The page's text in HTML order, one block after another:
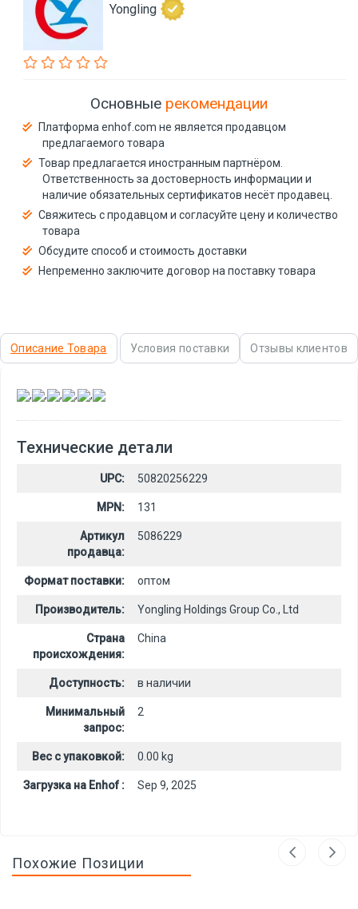
Yongling
Основные рекомендации
Платформа enhof.com не является продавцом
предлагаемого товара
Товар предлагается иностранным партнёром.
Ответственность за достоверность информации и
наличие обязательных сертификатов несёт продавец.
Свяжитесь с продавцом и согласуйте цену и количество
товара
Обсудите способ и стоимость доставки
Непременно заключите договор на поставку товара
Описание Товара Условия поставки Отзывы клиентов
, , , , ,
Технические детали
UPC: 50820256229
MPN: 131
Артикул
продавца:
5086229
Формат поставки: оптом
Производитель: Yongling Holdings Group Co., Ltd
Страна
происхождения:
China
Доступность: в наличии
Минимальный
запрос:
2
Вес с упаковкой: 0.00 kg
Загрузка на Enhof : Sep 9, 2025
Похожие Позиции